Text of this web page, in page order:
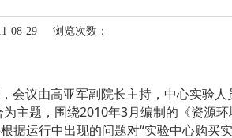
08-29 浏览次数：
会议由高亚军副院长主持，中心实验
主题，围绕2010年3月编制的《资源
据运行中出现的问题对“实验中心购买